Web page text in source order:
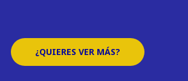
¿QUIERES VER MÁS?